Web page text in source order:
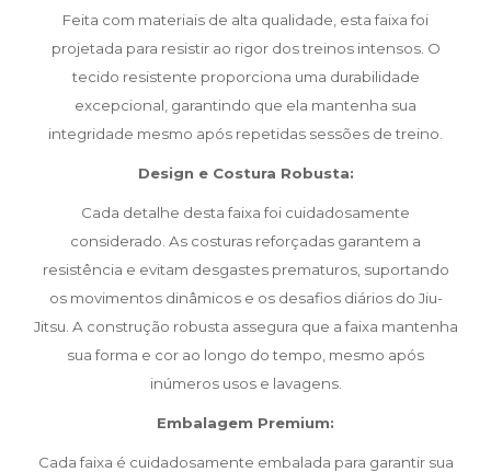
Feita com materiais de alta qualidade, esta faixa foi
projetada para resistir ao rigor dos treinos intensos. O
tecido resistente proporciona uma durabilidade
excepcional, garantindo que ela mantenha sua
integridade mesmo após repetidas sessões de treino.
Design e Costura Robusta:
Cada detalhe desta faixa foi cuidadosamente
considerado. As costuras reforçadas garantem a
resistência e evitam desgastes prematuros, suportando
os movimentos dinâmicos e os desafios diários do Jiu-
Jitsu. A construção robusta assegura que a faixa mantenha
sua forma e cor ao longo do tempo, mesmo após
inúmeros usos e lavagens.
Embalagem Premium:
Cada faixa é cuidadosamente embalada para garantir sua